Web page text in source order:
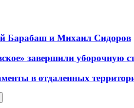
Барабаш и Михаил Сидоров
завершили уборочную
в отдаленных